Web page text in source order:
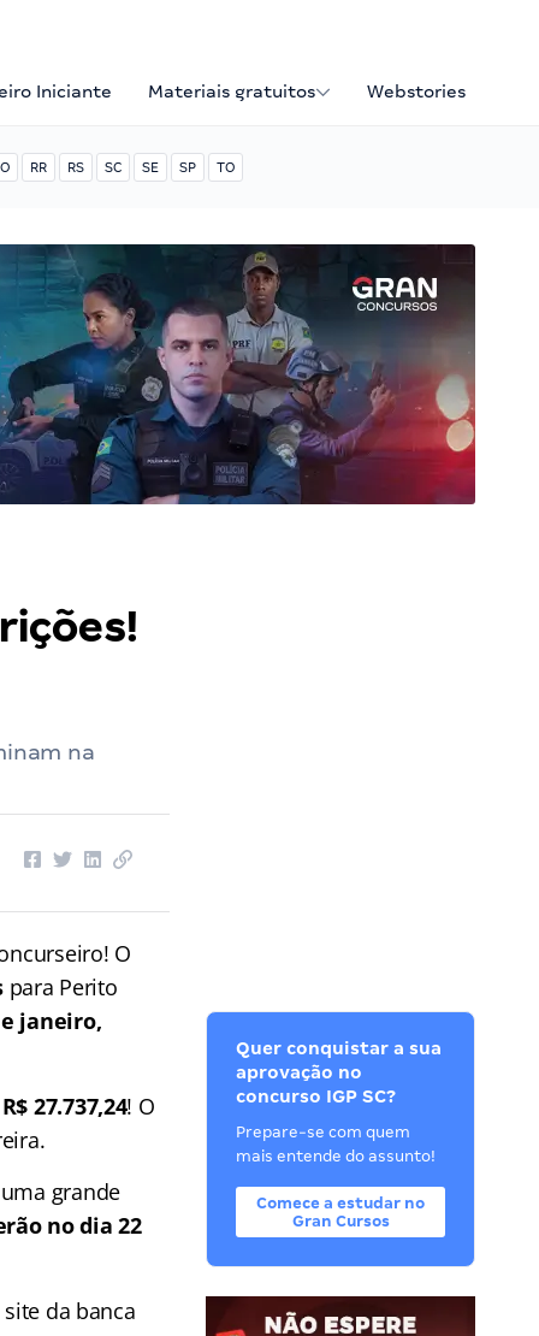
Iniciante Materiais gratuitos Webstories
RR RS SC SE SP TO
na
O
para Perito
janeiro,
R$ 27.737,24! O
grande
no dia 22
da banca
Quer conquistar a sua
aprovação no
concurso IGP SC?
Prepare-se com quem
mais entende do assunto!
Comece a estudar no
Gran Cursos